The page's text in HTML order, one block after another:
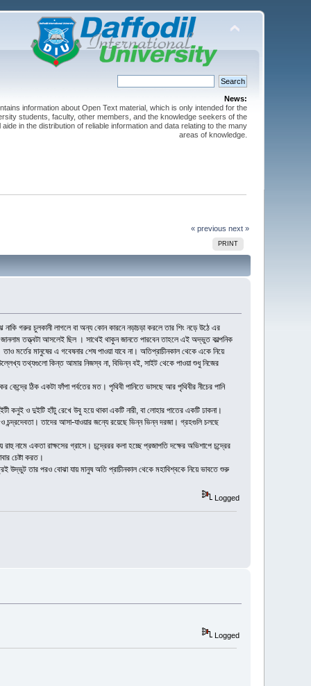
News:
information about Open Text material, which is only intended for the
students, faculty, other members, and the knowledge seekers of the
in the distribution of reliable information and data relating to the many
areas of knowledge.
« previous next »
PRINT
গরুর চুলকানী লাগলে বা অন্য কোন কারনে নড়াচড়া করলে তার শিং নড়ে উঠে এর
তত্ত্বটা আসলেই ছিল । সাথেই থাকুন জানতে পারবেন তাহলে এই অদ্ভুত কাল্পনিক
মানুষের এ গবেষনার শেষ পাওয়া যাবে না। অতিপ্রাচীনকাল থেকে একে নিয়ে
তথ্যগুলো কিন্ত আমার নিজস্ব না, বিভিন্ন বই, সাইট থেকে পাওয়া শুধু নিজের
ঠিক একটা ফাঁপা পর্বতের মত। পৃথিবী পানিতে ভাসছে আর পৃথিবীর নীচের পানি
কনুই ও দুইটি হাঁটু রেখে উবু হয়ে থাকা একটি নারী, বা লোহার পাতের একটি ঢাকনা।
ও চন্দ্রদেবতা। তাদের আসা-যাওয়ার জন্যে রয়েছে ভিন্ন ভিন্ন দরজা। গ্রহগুলি চলছে
নামে একতা রাক্ষসের গ্রাসে। চন্দ্রেরর কলা হচ্ছে প্রজাপতি দক্ষের অভিশাপে চন্দ্রের
চেষ্টা করত।
উদ্ভুট তার পরও বোঝা যায় মানুষ অতি প্রাচীনকাল থেকে মহাবিশ্বকে নিয়ে ভাবতে শুরু
Logged
Logged